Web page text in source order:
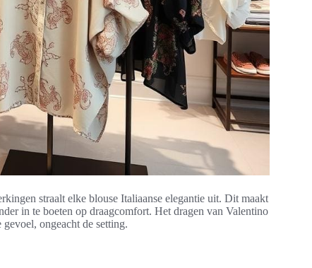
straalt elke blouse Italiaanse elegantie uit. Dit maakt
in te boeten op draagcomfort. Het dragen van Valentino
ongeacht de setting.